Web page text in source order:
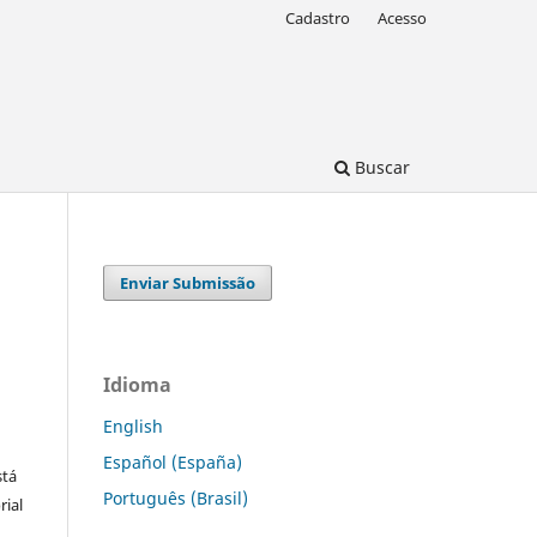
Buscar
Cadastro Acesso
Enviar Submissão
Idioma
English
Español (España)
Português (Brasil)